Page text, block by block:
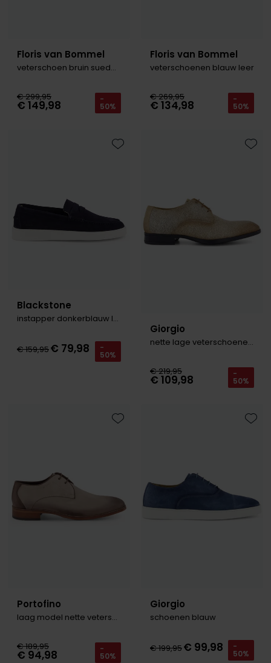
Floris van Bommel
veterschoen bruin suede textuur
€ 299,95
€ 149,98 -
50%
Floris van Bommel
veterschoenen blauw leer
€ 269,95
€ 134,98 -
50%
Blackstone
instapper donkerblauw laag
€ 159,95€ 79,98 -
50%
Giorgio
nette lage veterschoenen beige geprint leer
€ 219,95
€ 109,98 -
50%
Portofino
laag model nette veterschoen leder taupe
€ 189,95
€ 94,98 -
50%
Giorgio
schoenen blauw
€ 199,95€ 99,98 -
50%